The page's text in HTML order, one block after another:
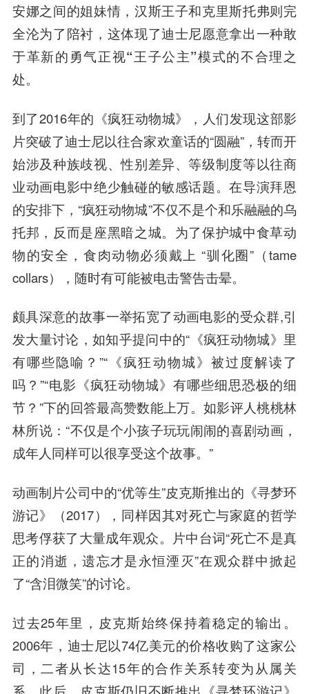
安娜之间的姐妹情，汉斯王子和克里斯托弗则完
全沦为了陪衬， 这体现了迪士尼愿意拿出一种敢
于革新的勇气正视“王子公主”模式的不合理之
处。
到了2016年的《疯狂动物城》，人们发现这部影
片突破了迪士尼以往合家欢童话的“圆融”， 转而开
始涉及种族歧视、性别差异、等级制度等以往商
业动画电影中绝少触碰的敏感话题。在导演拜恩
的安排下，“疯狂动物城”不仅不是个和乐融融的乌
托邦，反而是座黑暗之城。为了保护城中食草动
物的安全，食肉动物必须戴上 “驯化圈”（tame
collars），随时有可能被电击警告击晕。
颇具深意的故事一举拓宽了动画电影的受众群,引
发大量讨论，如知乎提问中的“《疯狂动物城》里
有哪些隐喻？”“《疯狂动物城》被过度解读了
吗？”“电影《疯狂动物城》有哪些细思恐极的细
节？”下的回答最高赞数能上万。如影评人桃桃林
林所说：“不仅是个小孩子玩玩闹闹的喜剧动画，
成年人同样可以很享受这个故事。”
动画制片公司中的“优等生”皮克斯推出的《寻梦环
游记》（2017），同样因其对死亡与家庭的哲学
思考俘获了大量成年观众。片中台词“死亡不是真
正的消逝，遗忘才是永恒湮灭”在观众群中掀起
了“含泪微笑”的讨论。
过去25年里，皮克斯始终保持着稳定的输出。
2006年，迪士尼以74亿美元的价格收购了这家公
司，二者从长达15年的合作关系转变为从属关